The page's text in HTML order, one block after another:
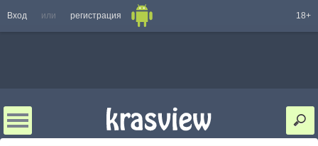
Вход или регистрация 18+